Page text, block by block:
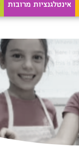
אינטלגנציות מרובות